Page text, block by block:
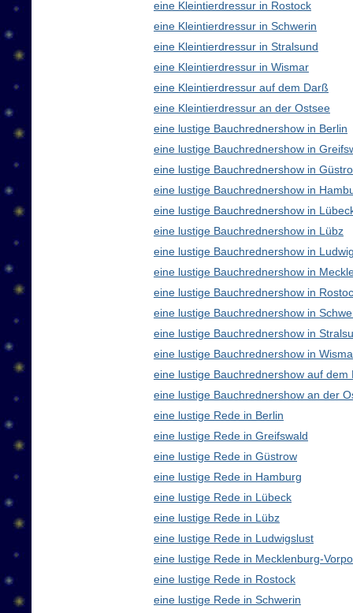
eine Kleintierdressur in Rostock
eine Kleintierdressur in Schwerin
eine Kleintierdressur in Stralsund
eine Kleintierdressur in Wismar
eine Kleintierdressur auf dem Darß
eine Kleintierdressur an der Ostsee
eine lustige Bauchrednershow in Berlin
eine lustige Bauchrednershow in
eine lustige Bauchrednershow in
eine lustige Bauchrednershow in
eine lustige Bauchrednershow in
eine lustige Bauchrednershow in Lübz
eine lustige Bauchrednershow in
eine lustige Bauchrednershow in
eine lustige Bauchrednershow in
eine lustige Bauchrednershow in
eine lustige Bauchrednershow in
eine lustige Bauchrednershow in
eine lustige Bauchrednershow auf dem
eine lustige Bauchrednershow an der
eine lustige Rede in Berlin
eine lustige Rede in Greifswald
eine lustige Rede in Güstrow
eine lustige Rede in Hamburg
eine lustige Rede in Lübeck
eine lustige Rede in Lübz
eine lustige Rede in Ludwigslust
eine lustige Rede in Mecklenburg-
eine lustige Rede in Rostock
eine lustige Rede in Schwerin